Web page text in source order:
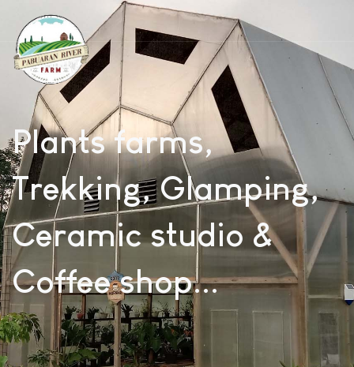
Plants farms,
Trekking, Glamping,
Ceramic studio &
Coffee shop...